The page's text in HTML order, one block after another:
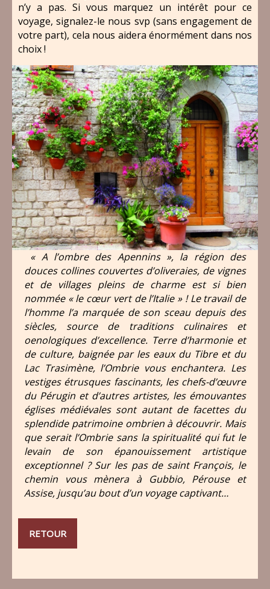
n’y a pas. Si vous marquez un intérêt pour ce
voyage, signalez-le nous svp (sans engagement de
votre part), cela nous aidera énormément dans nos
choix !
« A l’ombre des Apennins », la région des
douces collines couvertes d’oliveraies, de vignes
et de villages pleins de charme est si bien
nommée « le cœur vert de l’Italie » ! Le travail de
l’homme l’a marquée de son sceau depuis des
siècles, source de traditions culinaires et
oenologiques d’excellence. Terre d’harmonie et
de culture, baignée par les eaux du Tibre et du
Lac Trasimène, l’Ombrie vous enchantera. Les
vestiges étrusques fascinants, les chefs-d’œuvre
du Pérugin et d’autres artistes, les émouvantes
églises médiévales sont autant de facettes du
splendide patrimoine ombrien à découvrir. Mais
que serait l’Ombrie sans la spiritualité qui fut le
levain de son épanouissement artistique
exceptionnel ? Sur les pas de saint François, le
chemin vous mènera à Gubbio, Pérouse et
Assise, jusqu’au bout d’un voyage captivant…
RETOUR